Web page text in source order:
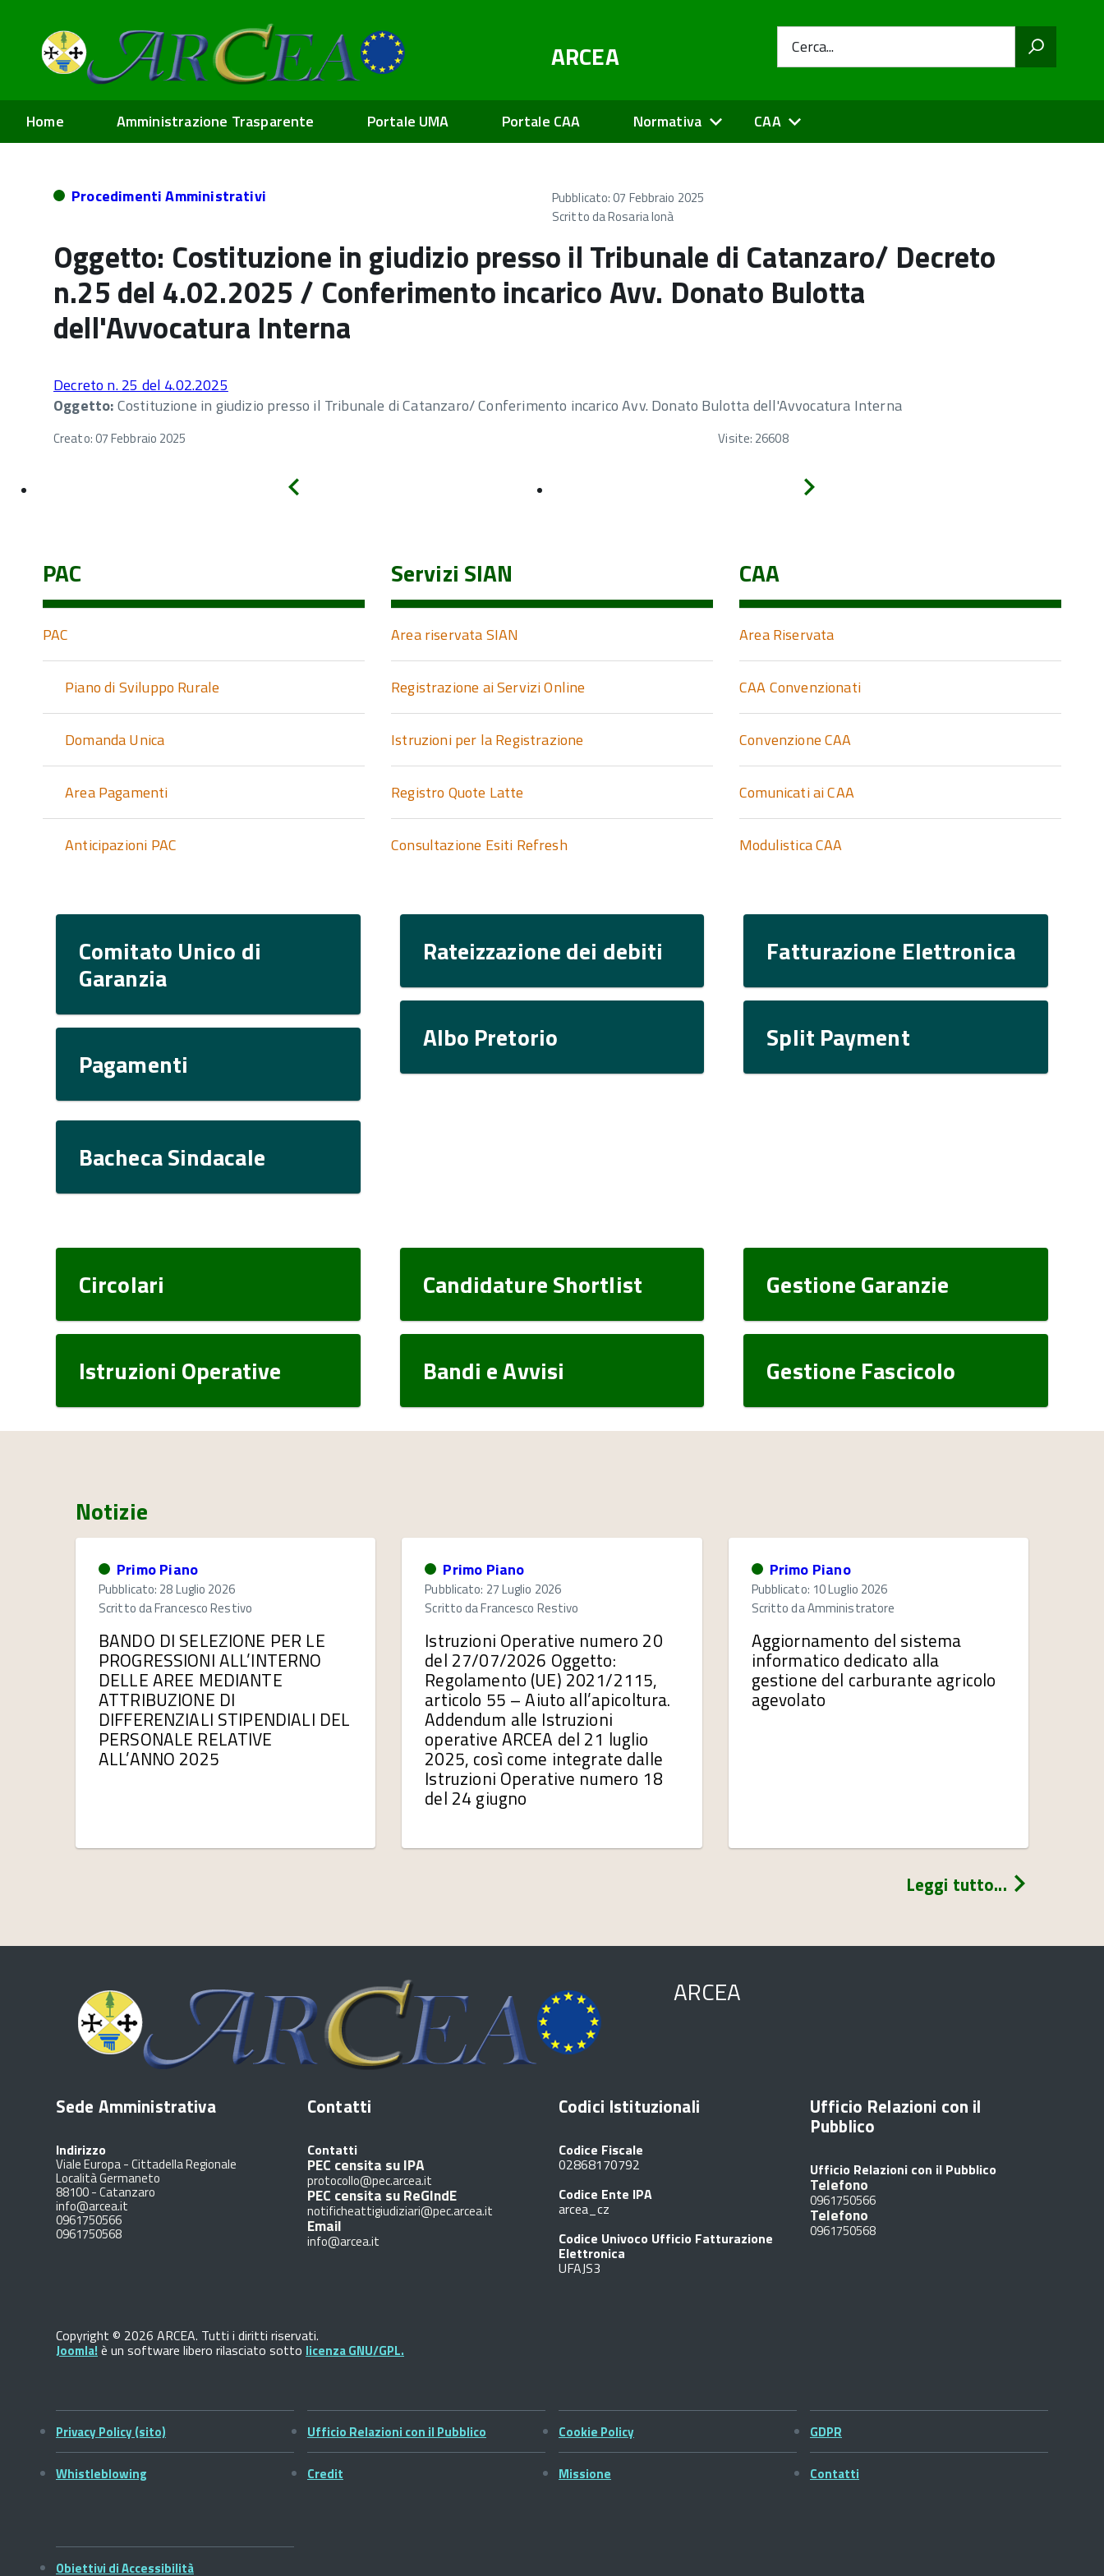
ARCEA Cerca...
Home Amministrazione Trasparente Portale UMA Portale CAA Normativa CAA
Procedimenti Amministrativi
Pubblicato: 07 Febbraio 2025
Scritto daRosaria Ionà
Oggetto: Costituzione in giudizio presso il Tribunale di Catanzaro/ Decreto
n.25 del 4.02.2025 / Conferimento incarico Avv. Donato Bulotta
dell'Avvocatura Interna
Decreto n. 25 del 4.02.2025
Oggetto:Costituzione in giudizio presso il Tribunale di Catanzaro/ Conferimento incarico Avv. Donato Bulotta dell'Avvocatura Interna
Creato: 07 Febbraio 2025 Visite: 26608
PAC
PAC
Piano di Sviluppo Rurale
Domanda Unica
Area Pagamenti
Anticipazioni PAC
Servizi SIAN
Area riservata SIAN
Registrazione ai Servizi Online
Istruzioni per la Registrazione
Registro Quote Latte
Consultazione Esiti Refresh
CAA
Area Riservata
CAA Convenzionati
Convenzione CAA
Comunicati ai CAA
Modulistica CAA
Comitato Unico di
Garanzia
Pagamenti
Rateizzazione dei debiti
Albo Pretorio
Fatturazione Elettronica
Split Payment
Bacheca Sindacale
Circolari
Istruzioni Operative
Candidature Shortlist
Bandi e Avvisi
Gestione Garanzie
Gestione Fascicolo
Notizie
Primo Piano
Pubblicato: 28 Luglio 2026
Scritto daFrancesco Restivo
BANDO DI SELEZIONE PER LE
PROGRESSIONI ALL’INTERNO
DELLE AREE MEDIANTE
ATTRIBUZIONE DI
DIFFERENZIALI STIPENDIALI DEL
PERSONALE RELATIVE
ALL’ANNO 2025
Primo Piano
Pubblicato: 27 Luglio 2026
Scritto daFrancesco Restivo
Istruzioni Operative numero 20
del 27/07/2026 Oggetto:
Regolamento (UE) 2021/2115,
articolo 55 – Aiuto all’apicoltura.
Addendum alle Istruzioni
operative ARCEA del 21 luglio
2025, così come integrate dalle
Istruzioni Operative numero 18
del 24 giugno
Primo Piano
Pubblicato: 10 Luglio 2026
Scritto daAmministratore
Aggiornamento del sistema
informatico dedicato alla
gestione del carburante agricolo
agevolato
Leggi tutto...
ARCEA
Sede Amministrativa
Indirizzo
Viale Europa - Cittadella Regionale
Località Germaneto
88100-Catanzaro
info@arcea.it
0961750566
0961750568
Contatti
Contatti
PEC censita su IPA
protocollo@pec.arcea.it
PEC censita su ReGIndE
notificheattigiudiziari@pec.arcea.it
Email
info@arcea.it
Codici Istituzionali
Codice Fiscale
02868170792
Codice Ente IPA
arcea_cz
Codice Univoco Ufficio Fatturazione
Elettronica
UFAJS3
Ufficio Relazioni con il
Pubblico
Ufficio Relazioni con il Pubblico
Telefono
0961750566
Telefono
0961750568
Copyright © 2026 ARCEA. Tutti i diritti riservati.
Joomla! è un software libero rilasciato sotto licenza GNU/GPL.
Privacy Policy (sito)
Whistleblowing
Ufficio Relazioni con il Pubblico
Credit
Cookie Policy
Missione
GDPR
Contatti
Obiettivi di Accessibilità